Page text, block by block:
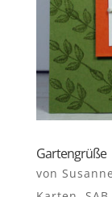
Gartengrüße
von Susanne